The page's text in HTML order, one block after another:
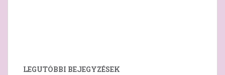
LEGUTÓBBI BEJEGYZÉSEK